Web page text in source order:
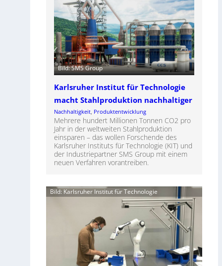
Bild: SMS Group
Karlsruher Institut für Technologie
macht Stahlproduktion nachhaltiger
Nachhaltigkeit Produktentwicklung
Mehrere hundert Millionen Tonnen CO2 pro
Jahr in der weltweiten Stahlproduktion
einsparen – das wollen Forschende des
Karlsruher Instituts für Technologie (KIT) und
der Industriepartner SMS Group mit einem
neuen Verfahren vorantreiben.
Bild: Karlsruher Institut für Technologie